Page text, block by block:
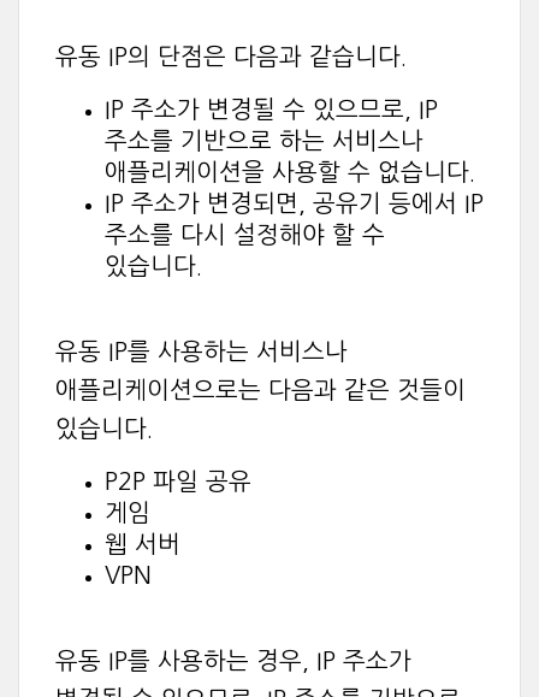
유동 IP의 단점은 다음과 같습니다.
IP 주소가 변경될 수 있으므로, IP
주소를 기반으로 하는 서비스나
애플리케이션을 사용할 수 없습니다.
IP 주소가 변경되면, 공유기 등에서 IP
주소를 다시 설정해야 할 수
있습니다.
유동 IP를 사용하는 서비스나
애플리케이션으로는 다음과 같은 것들이
있습니다.
P2P 파일 공유
게임
웹 서버
VPN
유동 IP를 사용하는 경우, IP 주소가